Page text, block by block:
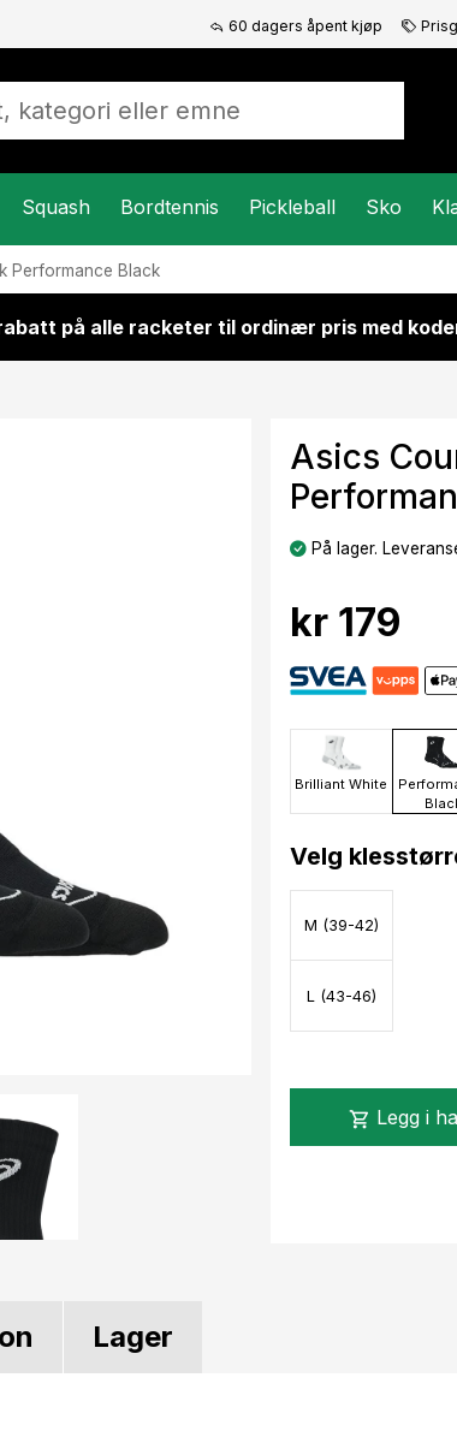
60 dagers åpent kjøp
Squash Bordtennis Pickleball Sko
Performance Black
på alle racketer til ordinær pris med
Asics
På lager.
kr 179
Brilliant White
Velg
M (39-42)
L (43-46)
shopping_cart Legg i
Lager